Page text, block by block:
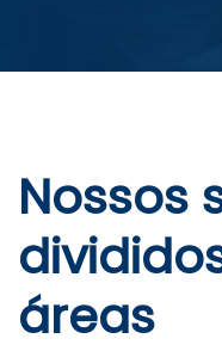
Nossos
áreas